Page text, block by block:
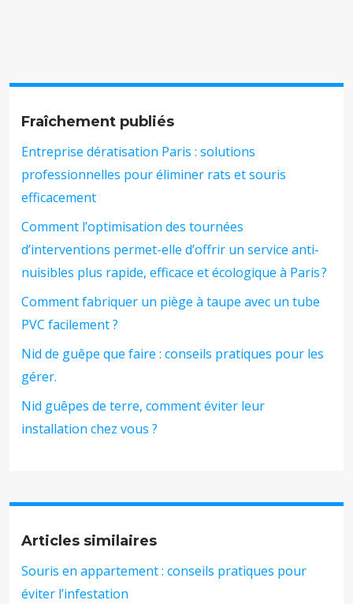
Fraîchement publiés
Entreprise dératisation Paris : solutions
professionnelles pour éliminer rats et souris
efficacement
Comment l’optimisation des tournées
d’interventions permet-elle d’offrir un service anti-
nuisibles plus rapide, efficace et écologique à Paris ?
Comment fabriquer un piège à taupe avec un tube
PVC facilement ?
Nid de guêpe que faire : conseils pratiques pour les
gérer.
Nid guêpes de terre, comment éviter leur
installation chez vous ?
Articles similaires
Souris en appartement : conseils pratiques pour
éviter l’infestation